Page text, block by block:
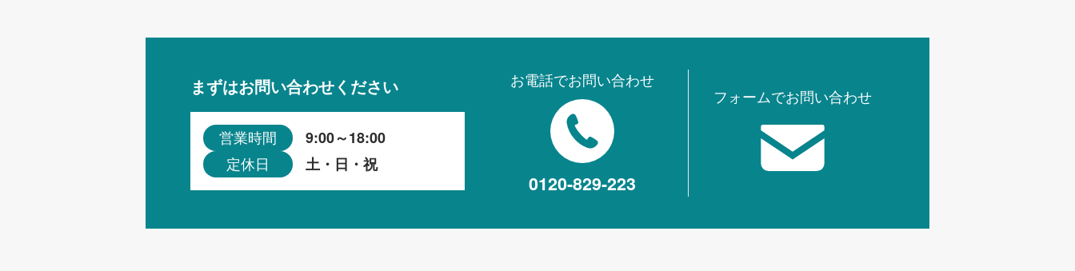
まずはお問い合わせください
営業時間 9:00～18:00
定休日 土・日・祝
お電話でお問い合わせ
0120-829-223
フォームでお問い合わせ